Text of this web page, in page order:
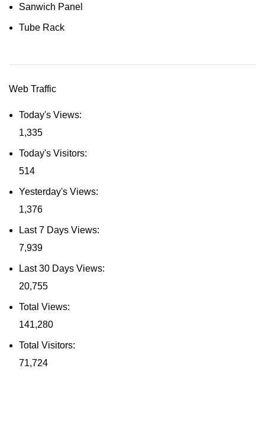
Sanwich Panel
Tube Rack
Web Traffic
Today's Views:
1,335
Today's Visitors:
514
Yesterday's Views:
1,376
Last 7 Days Views:
7,939
Last 30 Days Views:
20,755
Total Views:
141,280
Total Visitors:
71,724